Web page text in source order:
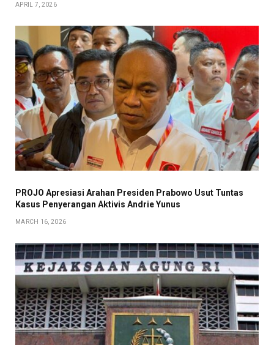
APRIL 7, 2026
PROJO Apresiasi Arahan Presiden Prabowo Usut Tuntas
Kasus Penyerangan Aktivis Andrie Yunus
MARCH 16, 2026